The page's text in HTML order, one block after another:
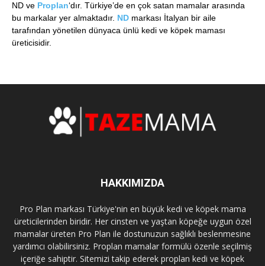
ND ve Proplan‘dır. Türkiye’de en çok satan mamalar arasında
bu markalar yer almaktadır. ND markası İtalyan bir aile
tarafından yönetilen dünyaca ünlü kedi ve köpek maması
üreticisidir.
HAKKIMIZDA
Pro Plan markası Türkiye'nin en büyük kedi ve köpek mama
üreticilerinden biridir. Her cinsten ve yaştan köpeğe uygun özel
mamalar üreten Pro Plan ile dostunuzun sağlıklı beslenmesine
yardımcı olabilirsiniz. Proplan mamalar formülü özenle seçilmiş
içeriğe sahiptir. Sitemizi takip ederek proplan kedi ve köpek